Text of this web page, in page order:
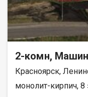
2-комн,
Красноярск,
монолит-кирпич, 8